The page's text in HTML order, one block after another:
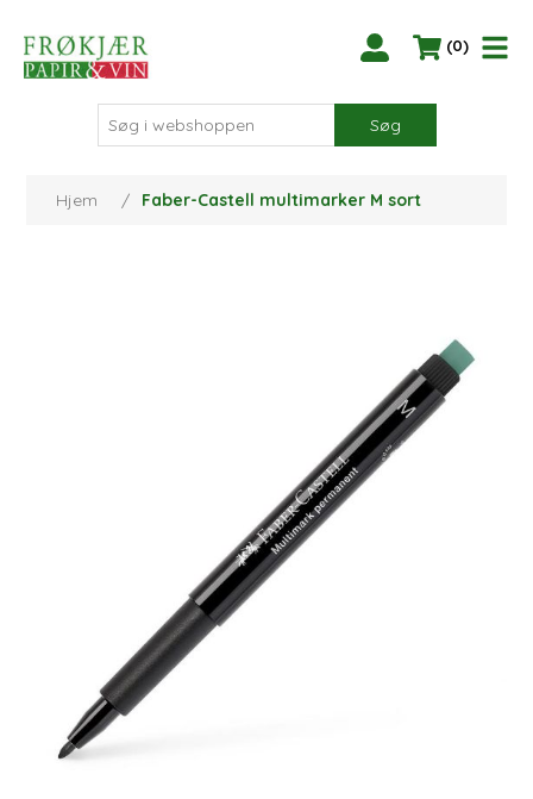
(0)
Søg
Hjem / Faber-Castell multimarker M sort